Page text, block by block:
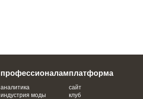
профессионалам
аналитика
индустрия моды
платформа
сайт
клуб